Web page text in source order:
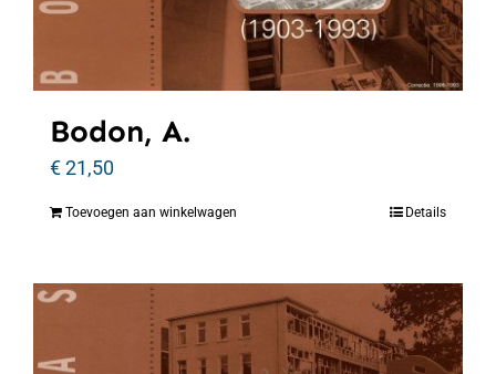
Bodon, A.
€21,50
Toevoegen aan winkelwagen Details